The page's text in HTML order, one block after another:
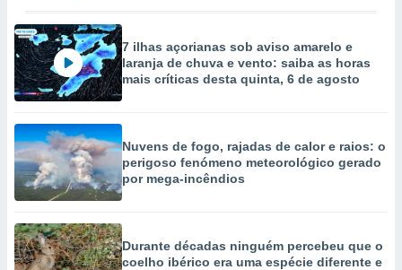
7 ilhas açorianas sob aviso amarelo e
laranja de chuva e vento: saiba as horas
mais críticas desta quinta, 6 de agosto
Nuvens de fogo, rajadas de calor e raios: o
perigoso fenómeno meteorológico gerado
por mega-incêndios
Durante décadas ninguém percebeu que o
coelho ibérico era uma espécie diferente e